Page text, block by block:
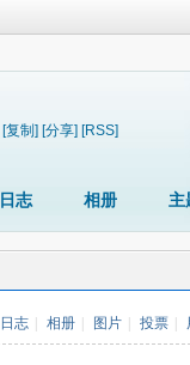
[复制] [分享] [RSS]
日志 相册 主
日志 相册 图片 投票